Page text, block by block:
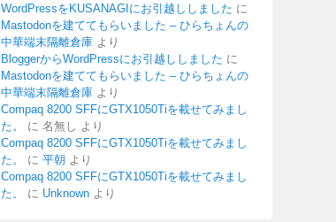
WordPressをKUSANAGIにお引越ししました に
Mastodonを建ててもらいました – ひらちょんの
中華端末隔離倉庫 より
BloggerからWordPressにお引越ししました に
Mastodonを建ててもらいました – ひらちょんの
中華端末隔離倉庫 より
Compaq 8200 SFFにGTX1050Tiを載せてみまし
た。
に 名無し より
Compaq 8200 SFFにGTX1050Tiを載せてみまし
た。
に 平朝 より
Compaq 8200 SFFにGTX1050Tiを載せてみまし
た。
に Unknown より